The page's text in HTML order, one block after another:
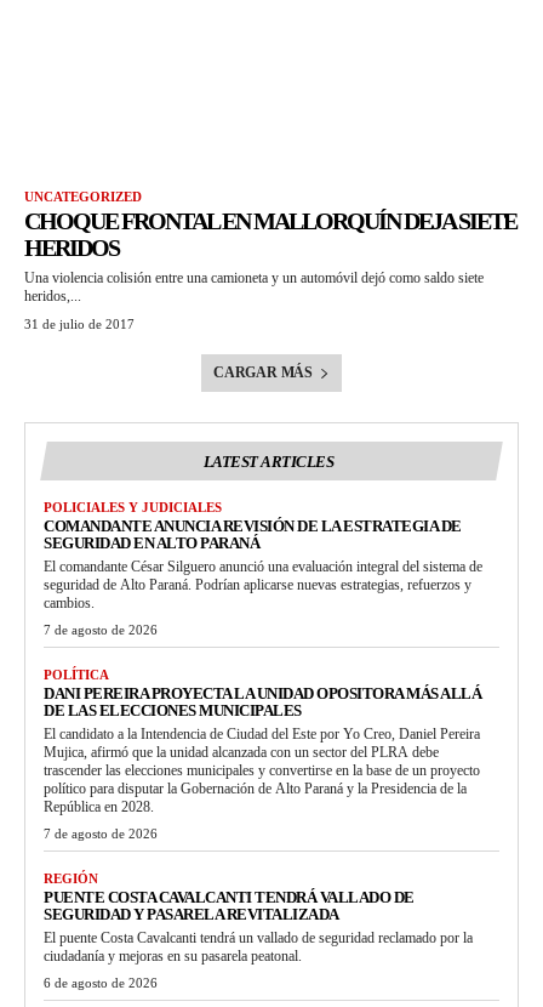
UNCATEGORIZED
CHOQUE FRONTAL EN MALLORQUÍN DEJA SIETE
HERIDOS
Una violencia colisión entre una camioneta y un automóvil dejó como saldo siete
heridos,...
31 de julio de 2017
CARGAR MÁS
LATEST ARTICLES
POLICIALES Y JUDICIALES
COMANDANTE ANUNCIA REVISIÓN DE LA ESTRATEGIA DE
SEGURIDAD EN ALTO PARANÁ
El comandante César Silguero anunció una evaluación integral del sistema de
seguridad de Alto Paraná. Podrían aplicarse nuevas estrategias, refuerzos y
cambios.
7 de agosto de 2026
POLÍTICA
DANI PEREIRA PROYECTA LA UNIDAD OPOSITORA MÁS ALLÁ
DE LAS ELECCIONES MUNICIPALES
El candidato a la Intendencia de Ciudad del Este por Yo Creo, Daniel Pereira
Mujica, afirmó que la unidad alcanzada con un sector del PLRA debe
trascender las elecciones municipales y convertirse en la base de un proyecto
político para disputar la Gobernación de Alto Paraná y la Presidencia de la
República en 2028.
7 de agosto de 2026
REGIÓN
PUENTE COSTA CAVALCANTI TENDRÁ VALLADO DE
SEGURIDAD Y PASARELA REVITALIZADA
El puente Costa Cavalcanti tendrá un vallado de seguridad reclamado por la
ciudadanía y mejoras en su pasarela peatonal.
6 de agosto de 2026